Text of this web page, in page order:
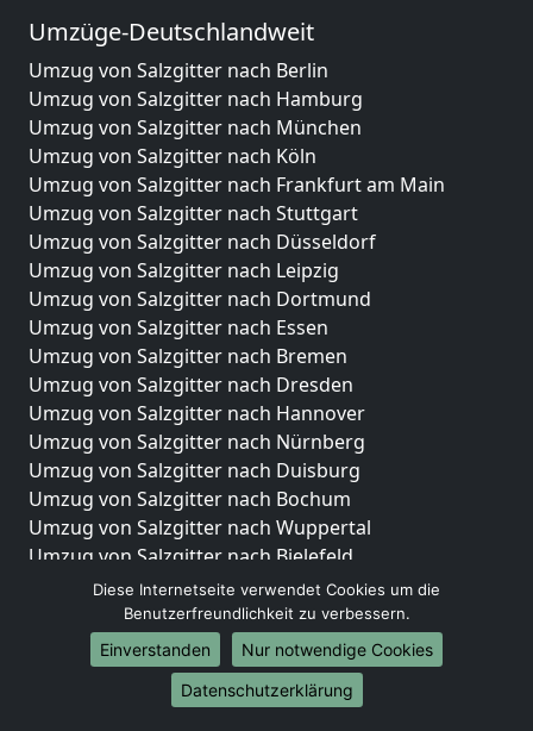
Umzüge-Deutschlandweit
Umzug von Salzgitter nach Berlin
Umzug von Salzgitter nach Hamburg
Umzug von Salzgitter nach München
Umzug von Salzgitter nach Köln
Umzug von Salzgitter nach Frankfurt am Main
Umzug von Salzgitter nach Stuttgart
Umzug von Salzgitter nach Düsseldorf
Umzug von Salzgitter nach Leipzig
Umzug von Salzgitter nach Dortmund
Umzug von Salzgitter nach Essen
Umzug von Salzgitter nach Bremen
Umzug von Salzgitter nach Dresden
Umzug von Salzgitter nach Hannover
Umzug von Salzgitter nach Nürnberg
Umzug von Salzgitter nach Duisburg
Umzug von Salzgitter nach Bochum
Umzug von Salzgitter nach Wuppertal
Umzug von Salzgitter nach Bielefeld
Umzug von Salzgitter nach Bonn
Umzug von Salzgitter nach Münster
Internationale-Umzüge
Umzug von Salzgitter nach Brasilien
Diese Internetseite verwendet Cookies um die
Benutzerfreundlichkeit zu verbessern.
Einverstanden
Nur notwendige Cookies
Datenschutzerklärung